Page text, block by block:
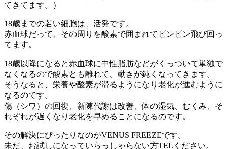
てきてます。）
18歳までの若い細胞は、活発です。
赤血球だって、その周りを酸素で囲まれてピンピン飛び回っ
てます。
18歳以降になると赤血球に中性脂肪などがくっついて単独で
なくなるので酸素とも離れて、動きが鈍くなってきます。
そうなると、栄養や酸素が滞るようになり老化が進むように
なるのです。
傷（シワ）の回復、新陳代謝は改善、体の湿気、むくみ、そ
れぞれが遅くなり老化を早めることになるのです。
その解決にぴったりなのがVENUS FREEZEです。
未だ、お試しになっていらっしゃらない方TELください。